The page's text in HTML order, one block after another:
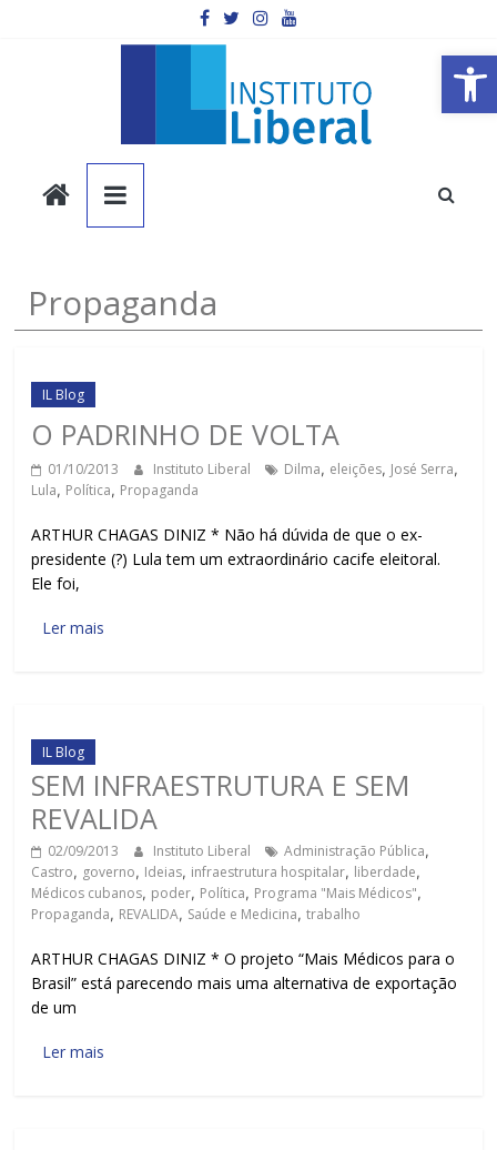
Barra de Ferramentas Aberta
Instituto
Liberal
é
mais
importante
da
sociedade.
Propaganda
IL Blog
O PADRINHO DE VOLTA
01/10/2013 Instituto Liberal Dilma, eleições, José Serra,
Lula, Política, Propaganda
ARTHUR CHAGAS DINIZ * Não há dúvida de que o ex-
presidente (?) Lula tem um extraordinário cacife eleitoral.
Ele foi,
Ler mais
IL Blog
SEM INFRAESTRUTURA E SEM
REVALIDA
02/09/2013 Instituto Liberal Administração Pública,
Castro, governo, Ideias, infraestrutura hospitalar, liberdade,
Médicos cubanos, poder, Política, Programa "Mais Médicos",
Propaganda, REVALIDA, Saúde e Medicina,trabalho
ARTHUR CHAGAS DINIZ * O projeto “Mais Médicos para o
Brasil” está parecendo mais uma alternativa de exportação
de um
Ler mais